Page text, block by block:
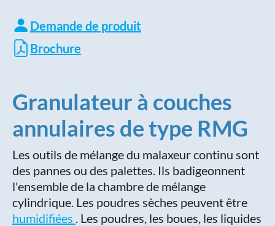
Demande de produit
Brochure
Granulateur à couches
annulaires de type RMG
Les outils de mélange du malaxeur continu sont
des pannes ou des palettes. Ils badigeonnent
l'ensemble de la chambre de mélange
cylindrique. Les poudres sèches peuvent être
humidifiées . Les poudres, les boues, les liquides